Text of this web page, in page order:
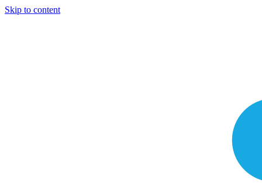
Skip to content